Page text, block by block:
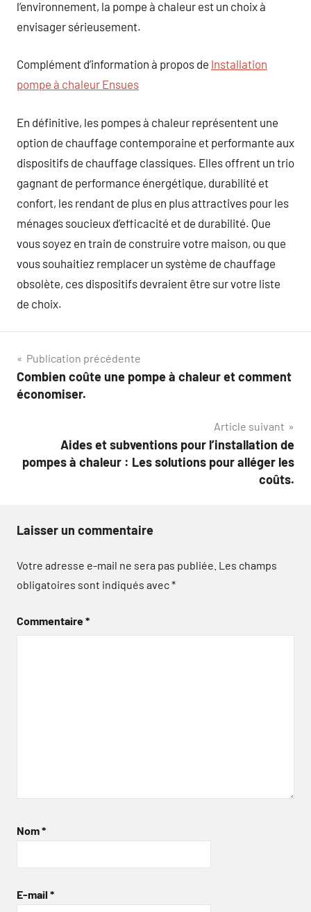
l’environnement, la pompe à chaleur est un choix à
envisager sérieusement.
Complément d’information à propos de Installation
pompe à chaleur Ensues
En définitive, les pompes à chaleur représentent une
option de chauffage contemporaine et performante aux
dispositifs de chauffage classiques. Elles offrent un trio
gagnant de performance énergétique, durabilité et
confort, les rendant de plus en plus attractives pour les
ménages soucieux d’efficacité et de durabilité. Que
vous soyez en train de construire votre maison, ou que
vous souhaitiez remplacer un système de chauffage
obsolète, ces dispositifs devraient être sur votre liste
de choix.
Navigation
de
Publication précédente
Combien coûte une pompe à chaleur et comment
économiser.
Article suivant
Aides et subventions pour l’installation de
pompes à chaleur : Les solutions pour alléger les
coûts.
Laisser un commentaire
Votre adresse e-mail ne sera pas publiée. Les champs
obligatoires sont indiqués avec*
Commentaire*
Nom*
E-mail *